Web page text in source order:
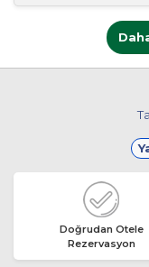
Doğrudan Otele
Rezervasyon